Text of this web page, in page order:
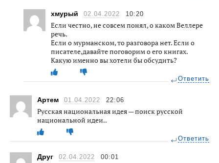
хмурый 02.04.2022 10:20
Если честно, не совсем понял, о каком Веллере
речь.
Если о мурманском, то разговора нет. Если о
писателе,давайте поговорим о его книгах.
Какую именно вы хотели бы обсудить?
Ответить
Артем 01.04.2022 22:06
Русская национальная идея — поиск русской
национальной идеи..
Ответить
Друг 02.04.2022 00:01